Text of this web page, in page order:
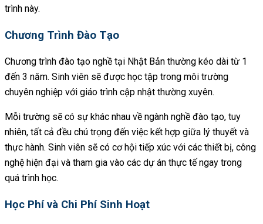
trình này.
Chương Trình Đào Tạo
Chương trình đào tạo nghề tại Nhật Bản thường kéo dài từ 1
đến 3 năm. Sinh viên sẽ được học tập trong môi trường
chuyên nghiệp với giáo trình cập nhật thường xuyên.
Mỗi trường sẽ có sự khác nhau về ngành nghề đào tạo, tuy
nhiên, tất cả đều chú trọng đến việc kết hợp giữa lý thuyết và
thực hành. Sinh viên sẽ có cơ hội tiếp xúc với các thiết bị, công
nghệ hiện đại và tham gia vào các dự án thực tế ngay trong
quá trình học.
Học Phí và Chi Phí Sinh Hoạt